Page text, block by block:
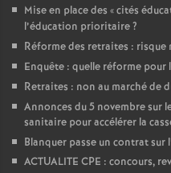
Mise en place des «cités
l’éducation prioritaire?
Réforme des retraites :
Enquête : quelle réforme
Retraites : non au marché de
Annonces du 5 novembre sur
sanitaire pour accélérer la
Blanquer passe un contrat
ACTUALITE CPE : concours,